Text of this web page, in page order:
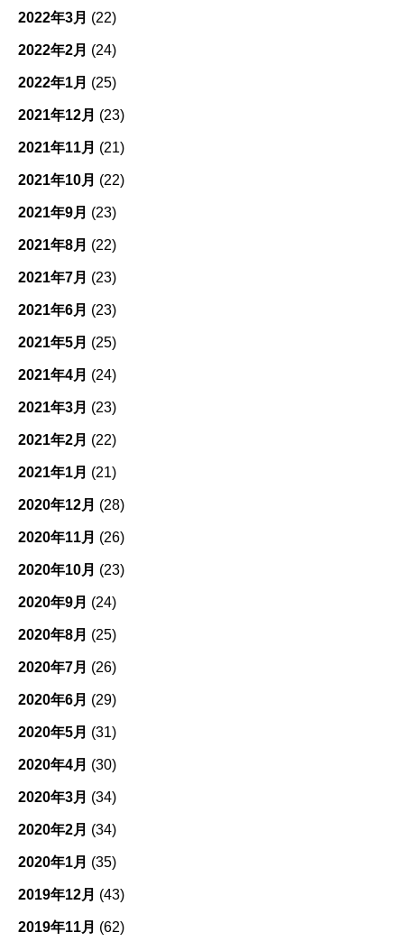
2022年3月 (22)
2022年2月 (24)
2022年1月 (25)
2021年12月 (23)
2021年11月 (21)
2021年10月 (22)
2021年9月 (23)
2021年8月 (22)
2021年7月 (23)
2021年6月 (23)
2021年5月 (25)
2021年4月 (24)
2021年3月 (23)
2021年2月 (22)
2021年1月 (21)
2020年12月 (28)
2020年11月 (26)
2020年10月 (23)
2020年9月 (24)
2020年8月 (25)
2020年7月 (26)
2020年6月 (29)
2020年5月 (31)
2020年4月 (30)
2020年3月 (34)
2020年2月 (34)
2020年1月 (35)
2019年12月 (43)
2019年11月 (62)